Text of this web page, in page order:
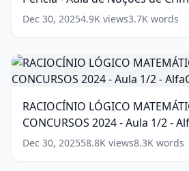
Auxiliar
de
-
Aula
de
de
Criminalística
AlfaCon (17
AlfaCon (17words)
Dec 30, 20254.9K views3.7K words
RACIOCÍNIO
LÓGICO
MATEMÁTICO
CONCURSOS
2024
Aula
RACIOCÍNIO LÓGICO
CONCURSOS 2024 - Aula 1/2 -
Dec 30, 202558.8K views8.3K words